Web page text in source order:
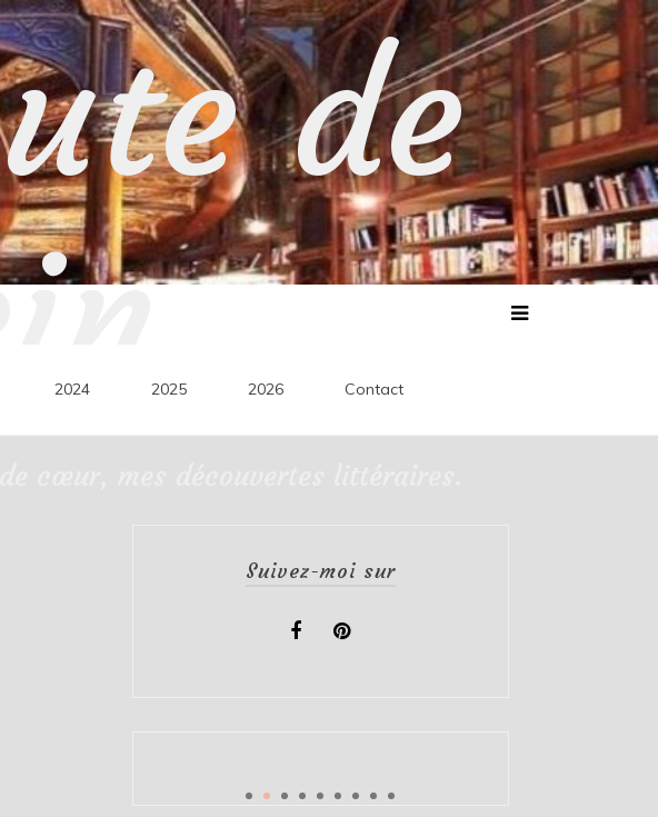
de
2024 2025 2026 Contact
Suivez-moi sur